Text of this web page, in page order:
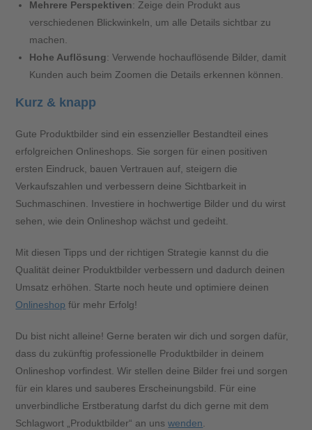
Mehrere Perspektiven: Zeige dein Produkt aus
verschiedenen Blickwinkeln, um alle Details sichtbar zu
machen.
Hohe Auflösung: Verwende hochauflösende Bilder, damit
Kunden auch beim Zoomen die Details erkennen können.
Kurz & knapp
Gute Produktbilder sind ein essenzieller Bestandteil eines
erfolgreichen Onlineshops. Sie sorgen für einen positiven
ersten Eindruck, bauen Vertrauen auf, steigern die
Verkaufszahlen und verbessern deine Sichtbarkeit in
Suchmaschinen. Investiere in hochwertige Bilder und du wirst
sehen, wie dein Onlineshop wächst und gedeiht.
Mit diesen Tipps und der richtigen Strategie kannst du die
Qualität deiner Produktbilder verbessern und dadurch deinen
Umsatz erhöhen. Starte noch heute und optimiere deinen
Onlineshop für mehr Erfolg!
Du bist nicht alleine! Gerne beraten wir dich und sorgen dafür,
dass du zukünftig professionelle Produktbilder in deinem
Onlineshop vorfindest. Wir stellen deine Bilder frei und sorgen
für ein klares und sauberes Erscheinungsbild. Für eine
unverbindliche Erstberatung darfst du dich gerne mit dem
Schlagwort „Produktbilder“ an unswenden